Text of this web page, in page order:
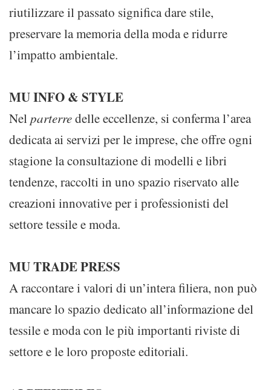
riutilizzare il passato significa dare stile,
preservare la memoria della moda e ridurre
l’impatto ambientale.
MU INFO & STYLE
Nelparterredelle eccellenze, si conferma l’area
dedicata ai servizi per le imprese, che offre ogni
stagione la consultazione di modelli e libri
tendenze, raccolti in uno spazio riservato alle
creazioni innovative per i professionisti del
settore tessile e moda.
MU TRADE PRESS
A raccontare i valori di un’intera filiera, non può
mancare lo spazio dedicato all’informazione del
tessile e moda con le più importanti riviste di
settore e le loro proposte editoriali.